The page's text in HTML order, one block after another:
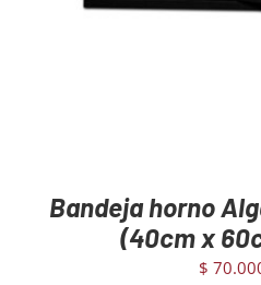
Bandeja horno
(40cm x
$